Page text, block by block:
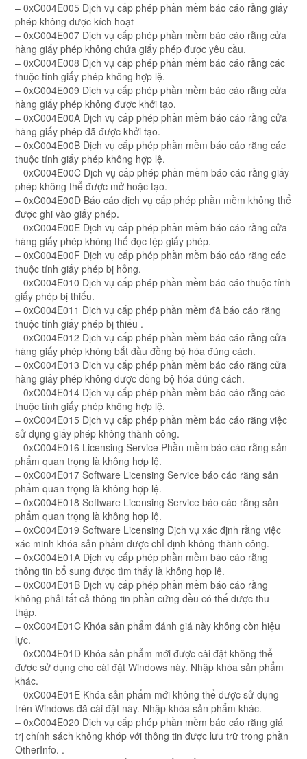
– 0xC004E005 Dịch vụ cấp phép phần mềm báo cáo rằng giấy
phép không được kích hoạt
– 0xC004E007 Dịch vụ cấp phép phần mềm báo cáo rằng cửa
hàng giấy phép không chứa giấy phép được yêu cầu.
– 0xC004E008 Dịch vụ cấp phép phần mềm báo cáo rằng các
thuộc tính giấy phép không hợp lệ.
– 0xC004E009 Dịch vụ cấp phép phần mềm báo cáo rằng cửa
hàng giấy phép không được khởi tạo.
– 0xC004E00A Dịch vụ cấp phép phần mềm báo cáo rằng cửa
hàng giấy phép đã được khởi tạo.
– 0xC004E00B Dịch vụ cấp phép phần mềm báo cáo rằng các
thuộc tính giấy phép không hợp lệ.
– 0xC004E00C Dịch vụ cấp phép phần mềm báo cáo rằng giấy
phép không thể được mở hoặc tạo.
– 0xC004E00D Báo cáo dịch vụ cấp phép phần mềm không thể
được ghi vào giấy phép.
– 0xC004E00E Dịch vụ cấp phép phần mềm báo cáo rằng cửa
hàng giấy phép không thể đọc tệp giấy phép.
– 0xC004E00F Dịch vụ cấp phép phần mềm báo cáo rằng các
thuộc tính giấy phép bị hỏng.
– 0xC004E010 Dịch vụ cấp phép phần mềm báo cáo thuộc tính
giấy phép bị thiếu.
– 0xC004E011 Dịch vụ cấp phép phần mềm đã báo cáo rằng
thuộc tính giấy phép bị thiếu .
– 0xC004E012 Dịch vụ cấp phép phần mềm báo cáo rằng cửa
hàng giấy phép không bắt đầu đồng bộ hóa đúng cách.
– 0xC004E013 Dịch vụ cấp phép phần mềm báo cáo rằng cửa
hàng giấy phép không được đồng bộ hóa đúng cách.
– 0xC004E014 Dịch vụ cấp phép phần mềm báo cáo rằng các
thuộc tính giấy phép không hợp lệ.
– 0xC004E015 Dịch vụ cấp phép phần mềm báo cáo rằng việc
sử dụng giấy phép không thành công.
– 0xC004E016 Licensing Service Phần mềm báo cáo rằng sản
phẩm quan trọng là không hợp lệ.
– 0xC004E017 Software Licensing Service báo cáo rằng sản
phẩm quan trọng là không hợp lệ.
– 0xC004E018 Software Licensing Service báo cáo rằng sản
phẩm quan trọng là không hợp lệ.
– 0xC004E019 Software Licensing Dịch vụ xác định rằng việc
xác minh khóa sản phẩm được chỉ định không thành công.
– 0xC004E01A Dịch vụ cấp phép phần mềm báo cáo rằng
thông tin bổ sung được tìm thấy là không hợp lệ.
– 0xC004E01B Dịch vụ cấp phép phần mềm báo cáo rằng
không phải tất cả thông tin phần cứng đều có thể được thu
thập.
– 0xC004E01C Khóa sản phẩm đánh giá này không còn hiệu
lực.
– 0xC004E01D Khóa sản phẩm mới được cài đặt không thể
được sử dụng cho cài đặt Windows này. Nhập khóa sản phẩm
khác.
– 0xC004E01E Khóa sản phẩm mới không thể được sử dụng
trên Windows đã cài đặt này. Nhập khóa sản phẩm khác.
– 0xC004E020 Dịch vụ cấp phép phần mềm báo cáo rằng giá
trị chính sách không khớp với thông tin được lưu trữ trong phần
OtherInfo. .